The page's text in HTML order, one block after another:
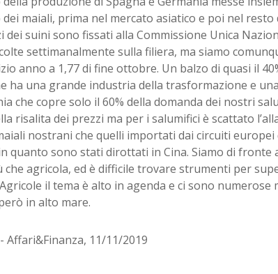
maiali, prima nel mercato asiatico e poi nel resto
dei suini sono fissati alla Commissione Unica
settimanalmente sulla filiera, ma siamo
anno a 1,77 di fine ottobre. Un balzo di quasi il
ha una grande industria della trasformazione e
che copre solo il 60% della domanda dei nostri
risalita dei prezzi ma per i salumifici è scattato
nostrani che quelli importati dai circuiti
quanto sono stati dirottati in Cina. Siamo di fronte
che agricola, ed è difficile trovare strumenti per
il tema è alto in agenda e ci sono numerose
in alto mare.
Affari&Finanza, 11/11/2019